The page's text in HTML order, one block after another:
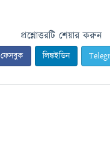
প্রশ্নোত্তরটি শেয়ার করুন
ফেসবুক লিঙ্কইডিন